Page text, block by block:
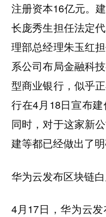
注册资本16亿元。
长庞秀生担任法定
理部总经理朱玉红
系公司布局金融科
型商业银行，似乎
行在4月18日宣布
同时，对于这家新
建等都已经做出了明
华为云发布区块链
4月17日，华为云